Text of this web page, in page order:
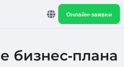
Онлайн-заявки
бизнес-плана